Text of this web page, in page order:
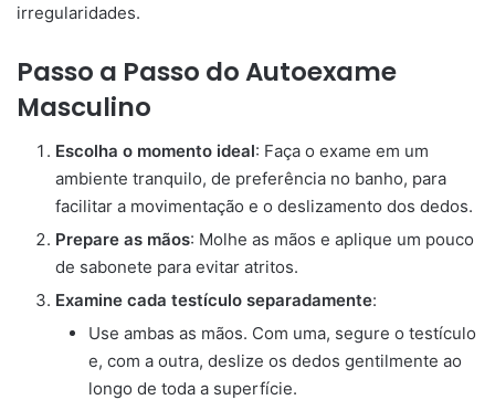
irregularidades.
Passo a Passo do Autoexame
Masculino
Escolha o momento ideal: Faça o exame em um
ambiente tranquilo, de preferência no banho, para
facilitar a movimentação e o deslizamento dos dedos.
Prepare as mãos: Molhe as mãos e aplique um pouco
de sabonete para evitar atritos.
Examine cada testículo separadamente:
Use ambas as mãos. Com uma, segure o testículo
e, com a outra, deslize os dedos gentilmente ao
longo de toda a superfície.